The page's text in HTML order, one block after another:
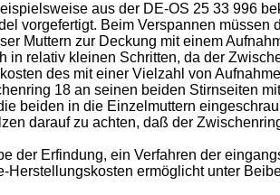
aus der DE-OS 25 33 996
vorgefertigt. Beim Verspannen
Muttern zur Deckung mit einem
in relativ kleinen Schritten, da der
des mit einer Vielzahl von
18 an seinen beiden Stirnseiten
beiden in die Einzelmuttern
darauf zu achten, daß der
der Erfindung, ein Verfahren der
Herstellungskosten ermöglicht unter